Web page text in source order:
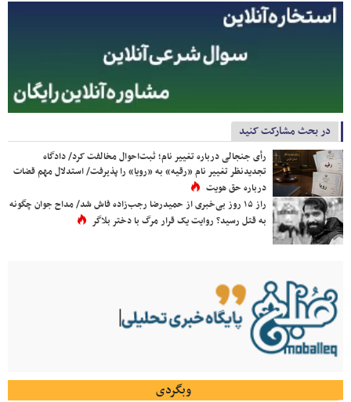
در بحث مشارکت کنید
رأی جنجالی درباره تغییر نام؛ ثبت‌احوال مخالفت کرد/ دادگاه
تجدیدنظر تغییر نام «رقیه» به «رویا» را پذیرفت/ استدلال مهم قضات
درباره حق هویت
راز ۱۵ روز بی‌خبری از حمیدرضا رجب‌زاده فاش شد/ مداح جوان چگونه
به قتل رسید؟ روایت یک قرار مرگ با دختر بلاگر
وبگردی